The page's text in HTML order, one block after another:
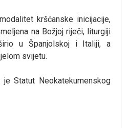
kršćanske inicijacije,
na Božjoj riječi, liturgiji
u Španjolskoj i Italiji, a
svijetu.
Statut Neokatekumenskog